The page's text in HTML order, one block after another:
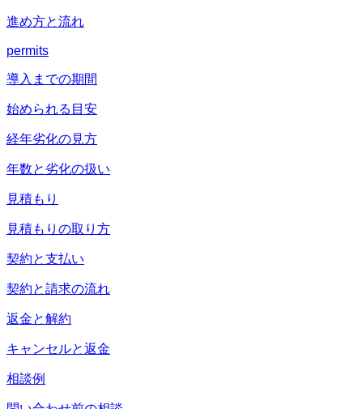
進め方と流れ
permits
導入までの期間
始められる目安
経年劣化の見方
年数と劣化の扱い
見積もり
見積もりの取り方
契約と支払い
契約と請求の流れ
返金と解約
キャンセルと返金
相談例